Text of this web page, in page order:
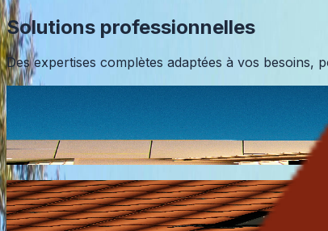
Solutions professionnelles
Des expertises complètes adaptées à vos besoins,
Bardage de façade
Habillage de façade en bois, PVC ou composite,
En savoir plus
Pose et remplacement de Velux
Création de fenêtres de toit et remplacement de